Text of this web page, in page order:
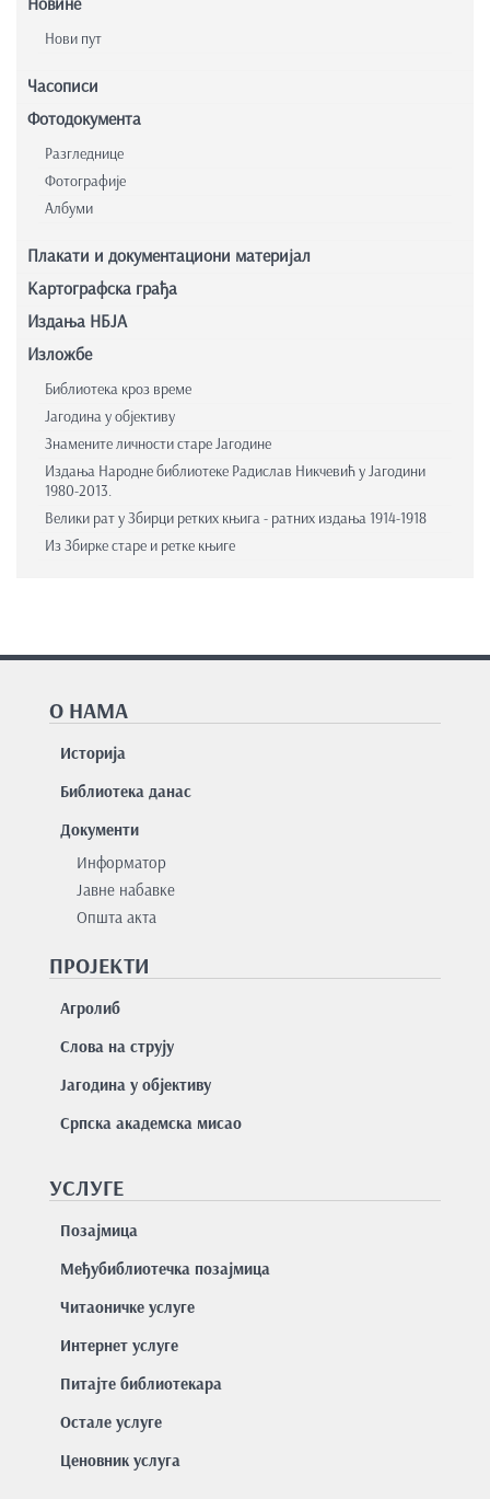
Нови пут
Часописи
Фотодокумента
Разгледнице
Фотографије
Албуми
Плакати и документациони материјал
Картографска грађа
Издања НБЈА
Изложбе
Библиотека кроз време
Јагодина у објективу
Знамените личности старе Јагодине
Издања Народне библиотеке Радислав Никчевић у Јагодини
1980-2013.
Велики рат у Збирци ретких књига - ратних издања 1914-1918
Из Збирке старе и ретке књиге
О НАМА
Историја
Библиотека данас
Документи
Информатор
Јавне набавке
Општа акта
ПРОЈЕКТИ
Агролиб
Слова на струју
Јагодина у објективу
Српска академска мисао
УСЛУГЕ
Позајмицa
Међубиблиотечка позајмица
Читаоничке услуге
Интернет услуге
Питајте библиотекара
Остале услуге
Ценовник услуга